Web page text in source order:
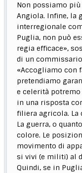
Non possiamo
Angiola. Infine, la
interregionale
Puglia, non può
regia efficace»,
di un
«Accogliamo con
pretendiamo
e celerità
in una risposta
filiera agricola. La
La guerra, o
colore. Le
movimento di
si vivi (e militi) al
Quindi, se in